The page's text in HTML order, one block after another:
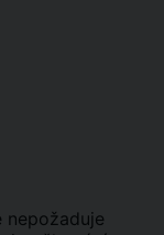
nepožaduje